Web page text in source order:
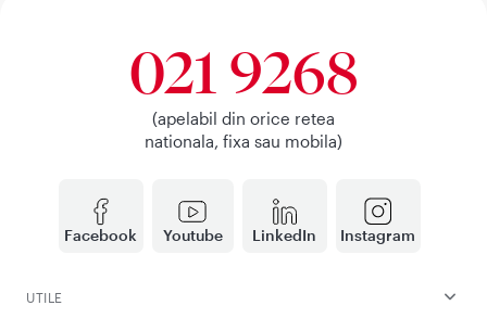
Facebook Youtube LinkedIn Instagram
021 9268
(apelabil din orice retea
nationala, fixa sau mobila)
UTILE